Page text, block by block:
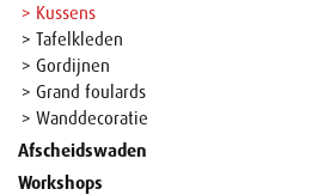
> Kussens
> Tafelkleden
> Gordijnen
> Grand foulards
> Wanddecoratie
Afscheidswaden
Workshops